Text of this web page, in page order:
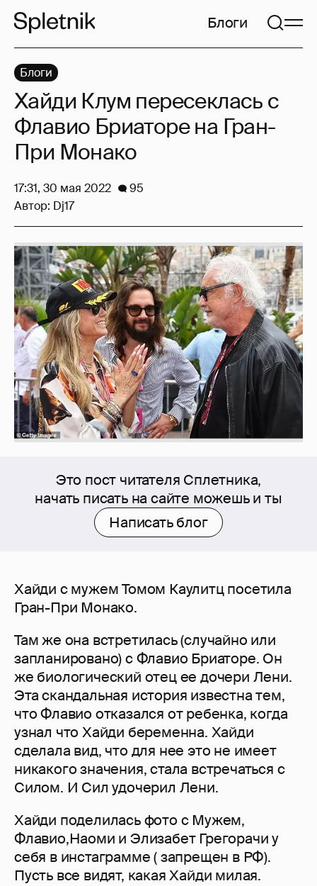
Блоги
Это пост читателя Сплетника,
начать писать на сайте можешь и ты
Написать блог
Хайди с мужем Томом Каулитц посетила
Гран-При Монако.
Там же она встретилась (случайно или
запланировано) с Флавио Бриаторе. Он
же биологический отец ее дочери Лени.
Эта скандальная история известна тем,
что Флавио отказался от ребенка, когда
узнал что Хайди беременна. Хайди
сделала вид, что для нее это не имеет
никакого значения, стала встречаться с
Силом. И Сил удочерил Лени.
Хайди поделилась фото с Мужем,
Флавио,Наоми и Элизабет Грегорачи у
себя в инстаграмме ( запрещен в РФ).
Пусть все видят, какая Хайди милая.
Блоги
Хайди Клум пересеклась с
Флавио Бриаторе на Гран-
При Монако
17:31, 30 мая 2022
95
Автор: Dj17